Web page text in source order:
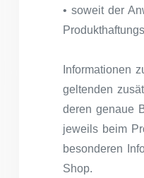
• soweit der
Informationen
geltenden
deren genaue
jeweils beim
besonderen
Shop.